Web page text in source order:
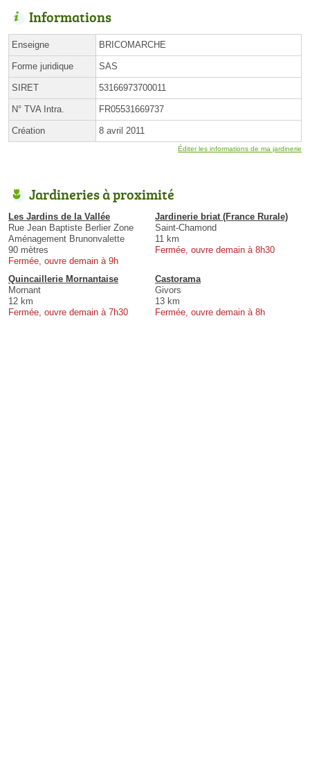
Informations
Enseigne BRICOMARCHE
Forme juridique SAS
SIRET 53166973700011
N° TVA Intra. FR05531669737
Création 8 avril 2011
Éditer les informations de ma jardinerie
Jardineries à proximité
Les Jardins de la Vallée
Rue Jean Baptiste Berlier Zone
Aménagement Brunonvalette
90 mètres
Fermée, ouvre demain à 9h
Jardinerie briat (France Rurale)
Saint-Chamond
11 km
Fermée, ouvre demain à 8h30
Quincaillerie Mornantaise
Mornant
12 km
Fermée, ouvre demain à 7h30
Castorama
Givors
13 km
Fermée, ouvre demain à 8h